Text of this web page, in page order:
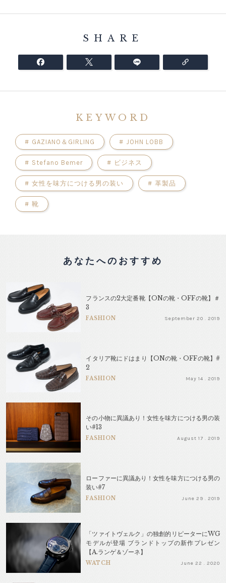
SHARE
KEYWORD
# GAZIANO＆GIRLING # JOHN LOBB
# Stefano Bemer # ビジネス
# 女性を味方につける男の装い # 革製品
# 靴
あなたへのおすすめ
フランスの2大定番靴【ONの靴・OFFの靴】＃
3
FASHION September 20 . 2019
イタリア靴にドはまり【ONの靴・OFFの靴】#
2
FASHION May 14 . 2019
その小物に異議あり！女性を味方につける男の装
い#13
FASHION August 17 . 2019
ローファーに異議あり！女性を味方につける男の
装い#7
FASHION June 29 . 2019
「ツァイトヴェルク」の独創的リピーターにWG
モデルが登場 ブランドトップの新作プレゼン
【A.ランゲ＆ゾーネ】
WATCH June 22 . 2020